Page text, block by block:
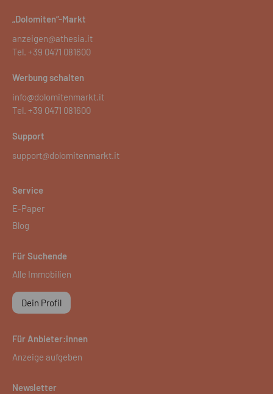
„Dolomiten“-Markt
anzeigen@athesia.it
Tel. +39 0471 081600
Werbung schalten
info@dolomitenmarkt.it
Tel. +39 0471 081600
Support
support@dolomitenmarkt.it
Service
E-Paper
Blog
Für Suchende
Alle Immobilien
Dein Profil
Für Anbieter:innen
Anzeige aufgeben
Newsletter